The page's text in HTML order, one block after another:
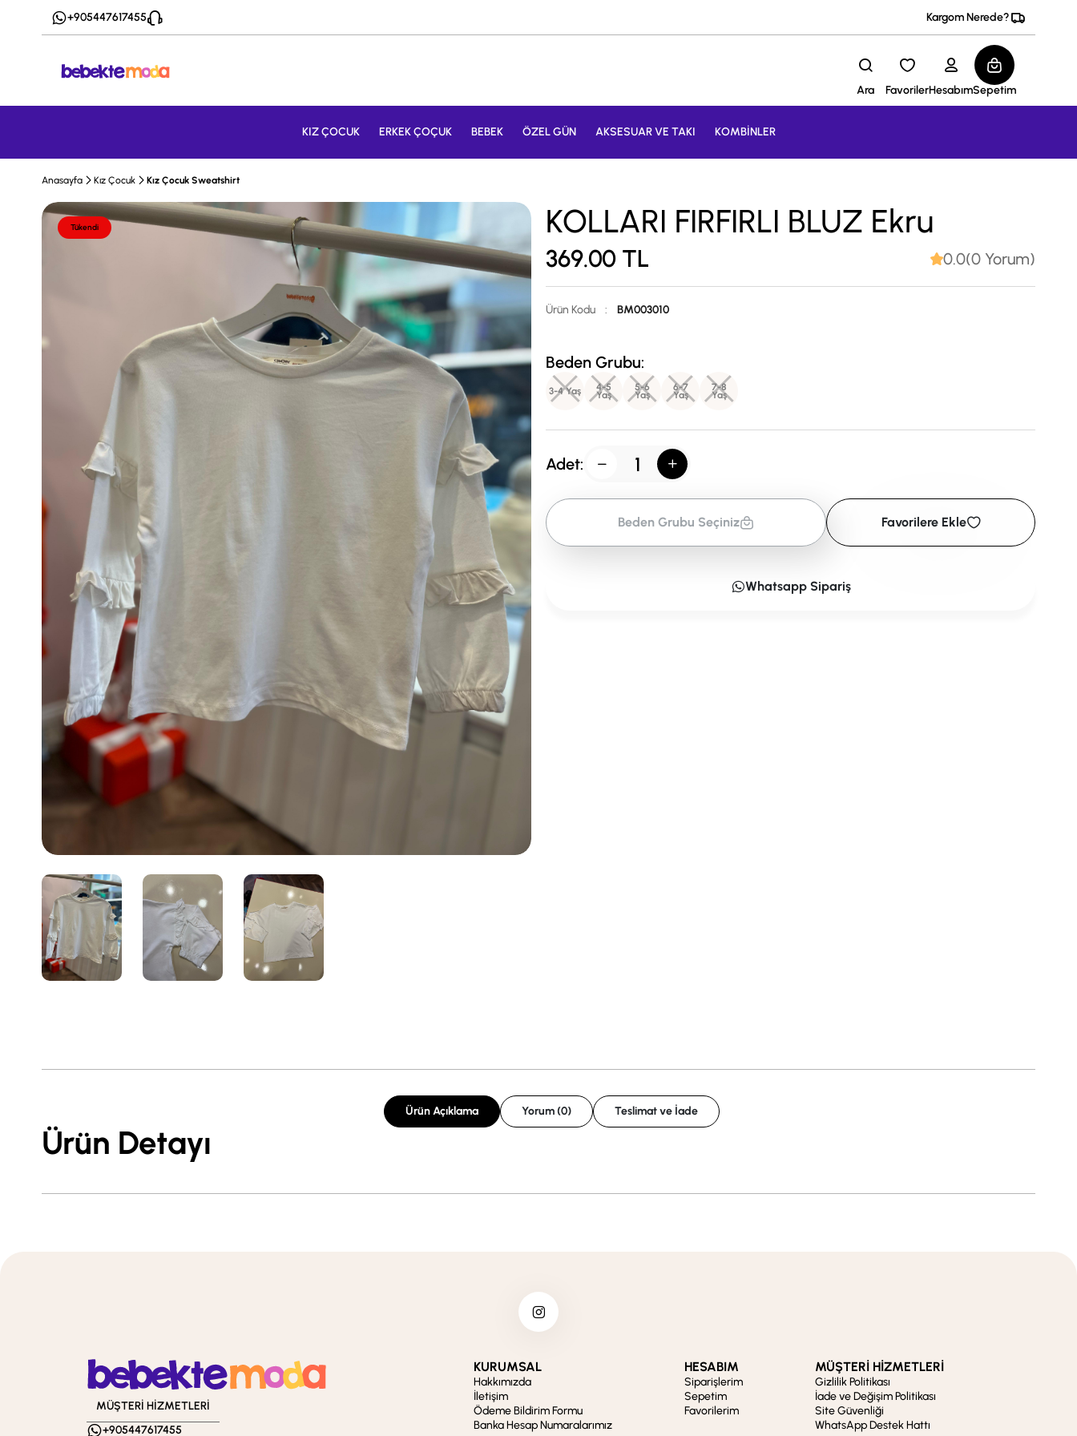
+905447617455 Kargom Nerede?
Ara FavorilerHesabımSepetim
KIZ ÇOCUK ERKEK ÇOÇUK BEBEK ÖZEL GÜN AKSESUAR VE TAKI KOMBİNLER
Anasayfa Kız Çocuk Kız Çocuk Sweatshirt
Tükendi KOLLARI FIRFIRLI BLUZ Ekru
369.00 TL 0.0(0 Yorum)
Ürün Kodu : BM003010
Beden Grubu:
3-4 Yaş 4-5
Yaş
5-6
Yaş
6-7
Yaş
7-8
Yaş
Adet:
Beden Grubu Seçiniz Favorilere Ekle
Whatsapp Sipariş
Ürün Açıklama Yorum (0) Teslimat ve İade
Ürün Detayı
MÜŞTERİ HİZMETLERİ
+905447617455
KURUMSAL
Hakkımızda
İletişim
Ödeme Bildirim Formu
Banka Hesap Numaralarımız
HESABIM
Siparişlerim
Sepetim
Favorilerim
MÜŞTERİ HİZMETLERİ
Gizlilik Politikası
İade ve Değişim Politikası
Site Güvenliği
WhatsApp Destek Hattı